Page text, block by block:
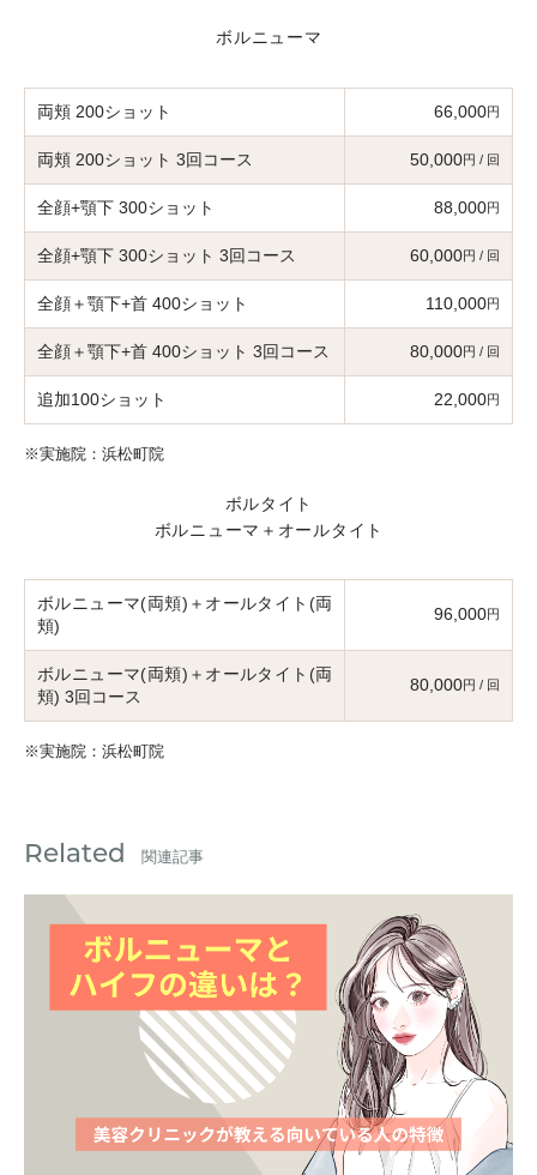
ボルニューマ
両頬 200ショット 66,000円
両頬 200ショット 3回コース 50,000円 / 回
全顔+顎下 300ショット 88,000円
全顔+顎下 300ショット 3回コース 60,000円 / 回
全顔＋顎下+首 400ショット 110,000円
全顔＋顎下+首 400ショット 3回コース 80,000円 / 回
追加100ショット 22,000円
※実施院：浜松町院
ボルタイト
ボルニューマ＋オールタイト
ボルニューマ(両頬)＋オールタイト(両
頬)
96,000円
ボルニューマ(両頬)＋オールタイト(両
頬) 3回コース
80,000円 / 回
※実施院：浜松町院
Related 関連記事